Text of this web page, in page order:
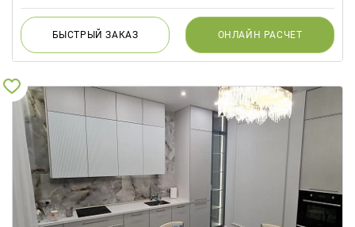
БЫСТРЫЙЗАКАЗ ОНЛАЙН РАСЧЕТ